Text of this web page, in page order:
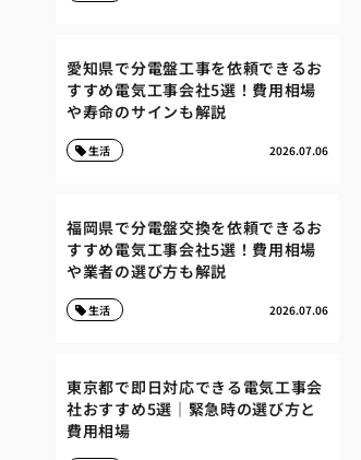
愛知県で分電盤工事を依頼できるお
すすめ電気工事会社5選！費用相場
や寿命のサインも解説
2026.07.06
生活
福岡県で分電盤交換を依頼できるお
すすめ電気工事会社5選！費用相場
や業者の選び方も解説
2026.07.06
生活
東京都で即日対応できる電気工事会
社おすすめ5選｜緊急時の選び方と
費用相場